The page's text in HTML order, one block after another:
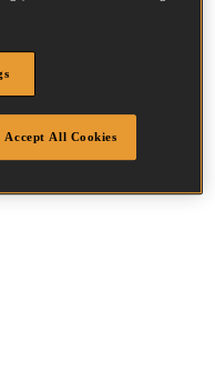
Accept All Cookies